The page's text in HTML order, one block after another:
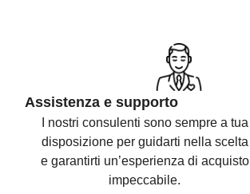
Assistenza e supporto
I nostri consulenti sono sempre a tua
disposizione per guidarti nella scelta
e garantirti un’esperienza di acquisto
impeccabile.